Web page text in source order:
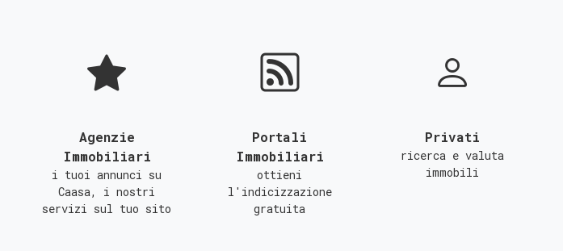
Agenzie
Immobiliari
i tuoi annunci su
Caasa, i nostri
servizi sul tuo sito
Portali
Immobiliari
ottieni
l'indicizzazione
gratuita
Privati
ricerca e valuta
immobili